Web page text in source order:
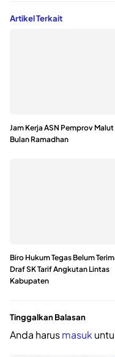
Artikel Terkait
Jam Kerja ASN Pemprov
Bulan Ramadhan
Biro Hukum Tegas Belum
Draf SK Tarif Angkutan Lintas
Kabupaten
Tinggalkan Balasan
Anda harusmasuk